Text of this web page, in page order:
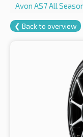
Avon AS7 All
❮ Back to overview